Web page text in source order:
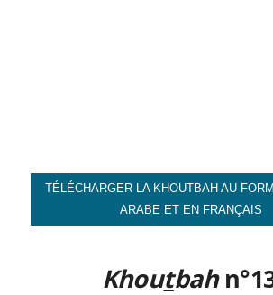
TÉLÉCHARGER LA KHOUTBAH AU
ARABE ET EN FRANÇAIS
Khoutbah